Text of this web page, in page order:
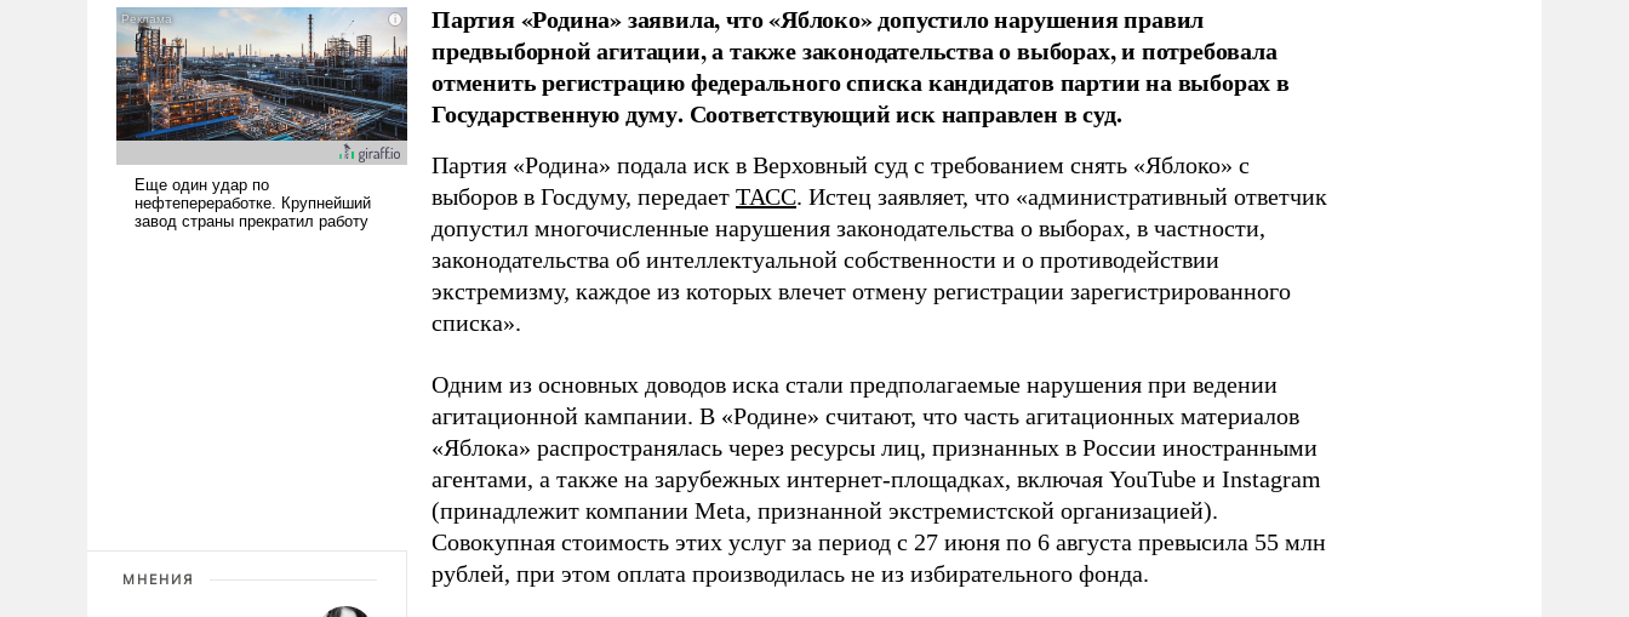
МНЕНИЯ
Партия «Родина» заявила, что «Яблоко» допустило нарушения правил
предвыборной агитации, а также законодательства о выборах, и потребовала
отменить регистрацию федерального списка кандидатов партии на выборах в
Государственную думу. Соответствующий иск направлен в суд.
Партия «Родина» подала иск в Верховный суд с требованием снять «Яблоко» с
выборов в Госдуму, передает ТАСС. Истец заявляет, что «административный ответчик
допустил многочисленные нарушения законодательства о выборах, в частности,
законодательства об интеллектуальной собственности и о противодействии
экстремизму, каждое из которых влечет отмену регистрации зарегистрированного
списка».
Одним из основных доводов иска стали предполагаемые нарушения при ведении
агитационной кампании. В «Родине» считают, что часть агитационных материалов
«Яблока» распространялась через ресурсы лиц, признанных в России иностранными
агентами, а также на зарубежных интернет-площадках, включая YouTube и Instagram
(принадлежит компании Meta, признанной экстремистской организацией).
Совокупная стоимость этих услуг за период с 27 июня по 6 августа превысила 55 млн
рублей, при этом оплата производилась не из избирательного фонда.